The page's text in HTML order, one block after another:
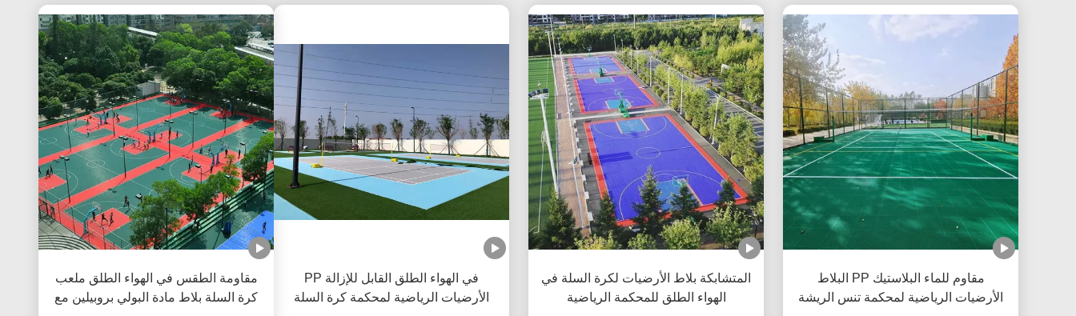
مقاوم للماء البلاستيك PP البلاط
الأرضيات الرياضية لمحكمة تنس الريشة
المتشابكة بلاط الأرضيات لكرة السلة في
الهواء الطلق للمحكمة الرياضية
في الهواء الطلق القابل للإزالة PP
الأرضيات الرياضية لمحكمة كرة السلة
مقاومة الطقس في الهواء الطلق ملعب
كرة السلة بلاط مادة البولي بروبيلين مع